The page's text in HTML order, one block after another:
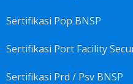
Sertifikasi Pop BNSP
Sertifikasi Port Facility
Sertifikasi Prd / Psv BNSP